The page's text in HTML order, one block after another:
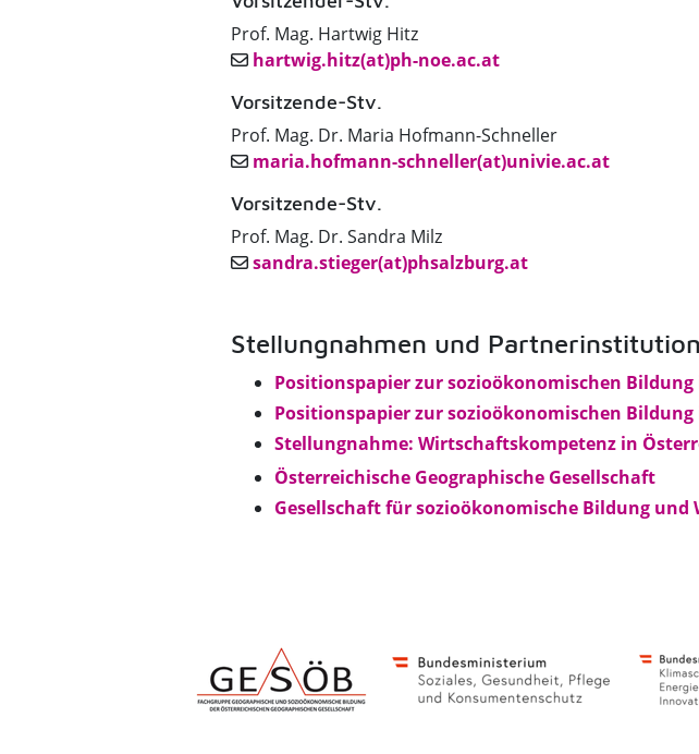
Prof. Mag. Hartwig Hitz
hartwig.hitz(at)ph-noe.ac.at
Vorsitzende-Stv.
Prof. Mag. Dr. Maria Hofmann-Schneller
maria.hofmann-schneller(at)univie.ac.at
Vorsitzende-Stv.
Prof. Mag. Dr. Sandra Milz
sandra.stieger(at)phsalzburg.at
Stellungnahmen und
Positionspapier zur sozioökonomischen
Positionspapier zur sozioökonomischen
Stellungnahme: Wirtschaftskompetenz in
Österreichische Geographische Gesellschaft
Gesellschaft für sozioökonomische Bildung und